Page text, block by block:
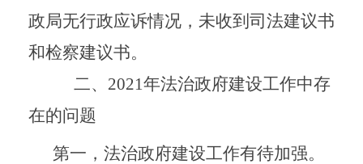
政局无行政应诉情况，未收到司法建议书
和检察建议书。
二、 2021年法治政府建设工作中存
在的问题
第一，法治政府建设工作有待加强。